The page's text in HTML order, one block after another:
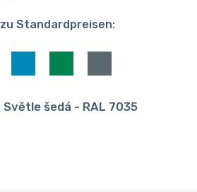
Standardpreisen:
Světle šedá - RAL 7035